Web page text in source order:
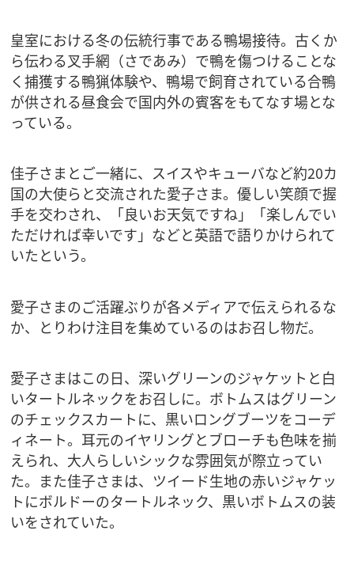
皇室における冬の伝統行事である鴨場接待。古くか
ら伝わる叉手網（さであみ）で鴨を傷つけることな
く捕獲する鴨猟体験や、鴨場で飼育されている合鴨
が供される昼食会で国内外の賓客をもてなす場とな
っている。
佳子さまとご一緒に、スイスやキューバなど約20カ
国の大使らと交流された愛子さま。優しい笑顔で握
手を交わされ、「良いお天気ですね」「楽しんでい
ただければ幸いです」などと英語で語りかけられて
いたという。
愛子さまのご活躍ぶりが各メディアで伝えられるな
か、とりわけ注目を集めているのはお召し物だ。
愛子さまはこの日、深いグリーンのジャケットと白
いタートルネックをお召しに。ボトムスはグリーン
のチェックスカートに、黒いロングブーツをコーデ
ィネート。耳元のイヤリングとブローチも色味を揃
えられ、大人らしいシックな雰囲気が際立ってい
た。また佳子さまは、ツイード生地の赤いジャケッ
トにボルドーのタートルネック、黒いボトムスの装
いをされていた。